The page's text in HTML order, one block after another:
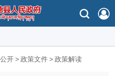
开 > 政策文件 > 政策解读